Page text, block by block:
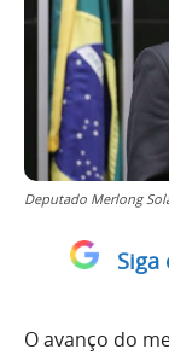
Deputado Merlong
O avanço do